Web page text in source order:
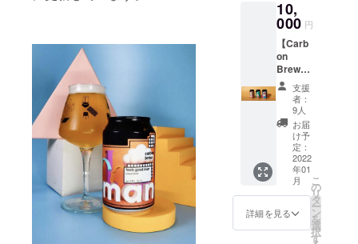
香港料理を
提供する
タップルー
ムとなって
います。
応援どうぞ
よろしくお
願いいたし
クスで
男女と
も少し
オー
バーサ
イズで
着て頂
けるよ
うな
ゆった
りめの
シル
エット
になっ
ていま
す。
M,L,XL
プカー
ドで
す。 1
杯は
1,000円
相当分
のパイ
ントサ
イズと
なりま
す。 ※
画像は
イメー
ジです
※有効期
限は
2022年
10,
000 円
【Carb
on
Brews
初タッ
プルー
ム オー
プン記
念！定
番ビー
ル6本
（缶）
オリジ
ナル
トート
バッ
グ、オ
支援
者：
9人
お届
け予
定：
2022
年01
月
詳細を見る
こ
の
リ
タ
ー
ン
を
選
択
す